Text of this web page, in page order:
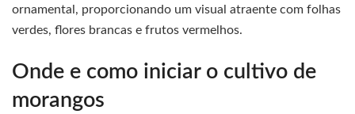
ornamental, proporcionando um visual atraente com folhas
verdes, flores brancas e frutos vermelhos.
Onde e como iniciar o cultivo de
morangos